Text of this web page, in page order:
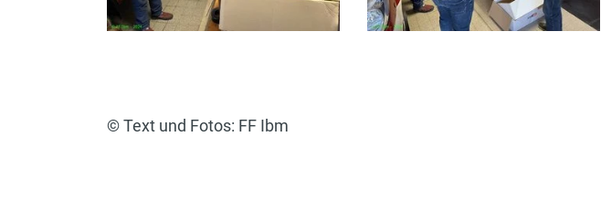
© Text und Fotos: FF Ibm